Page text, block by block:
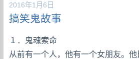
2016年1月6日
搞笑鬼故事
１．鬼魂索命
从前有一个人，他有一个女朋友。